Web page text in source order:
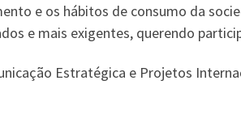
e os hábitos de consumo da
e mais exigentes, querendo
Estratégica e Projetos